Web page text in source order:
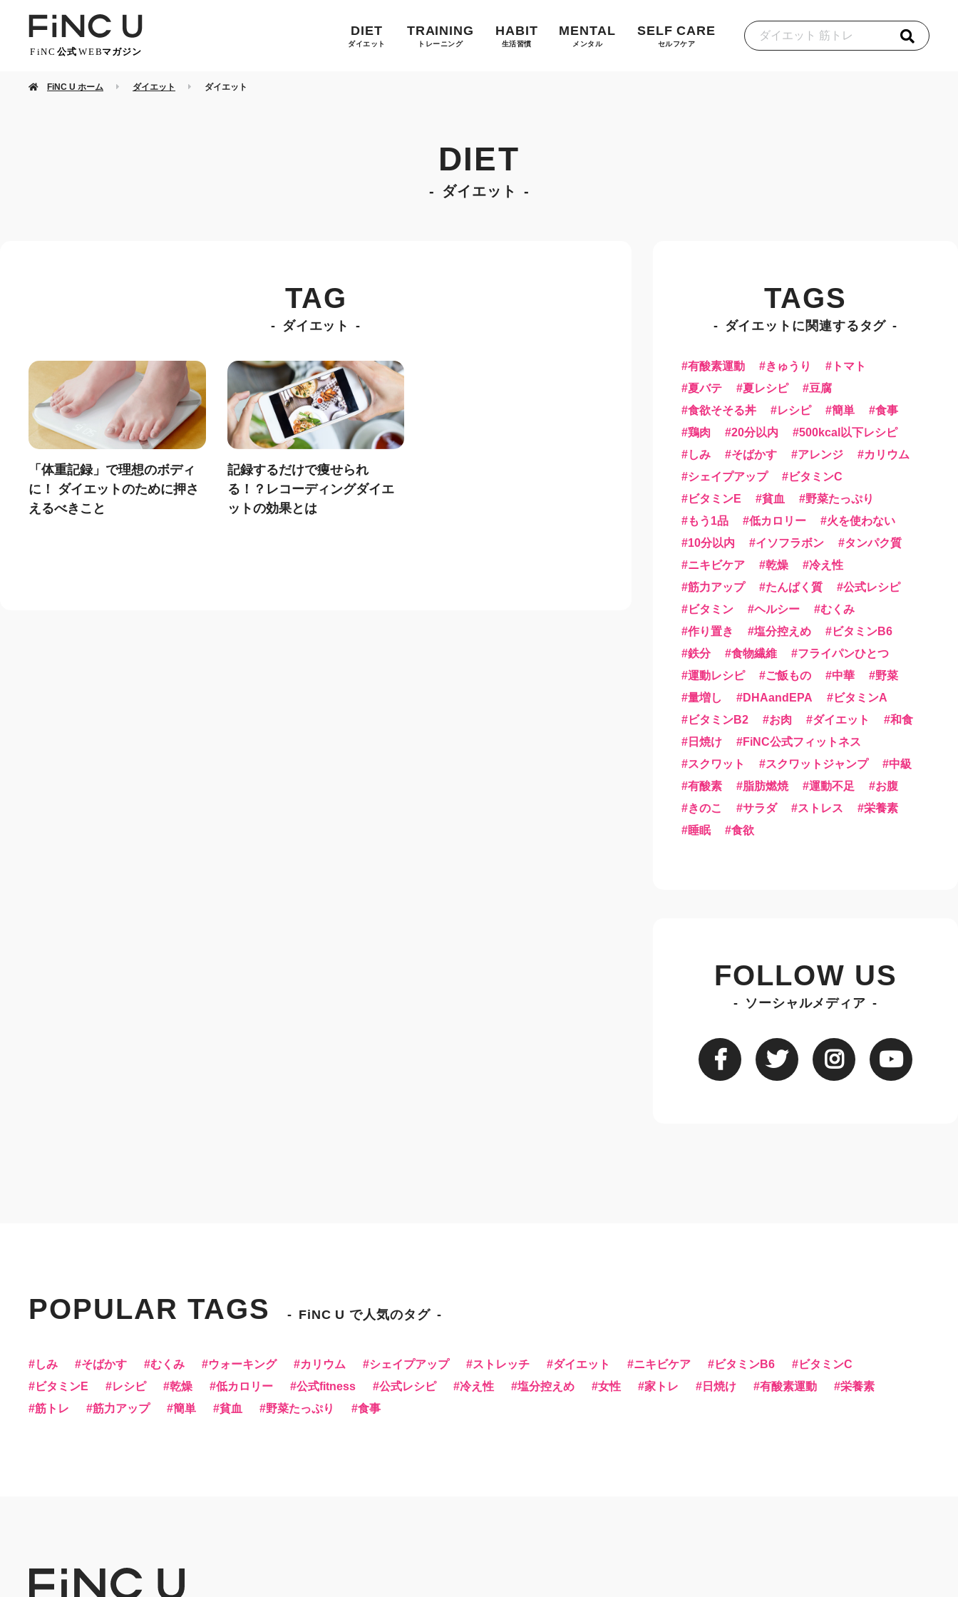
DIET
ダイエット
TRAINING
トレーニング
HABIT
生活習慣
MENTAL
メンタル
SELF CARE
セルフケア
FiNC U ホーム ダイエット ダイエット
DIET
ダイエット
TAG
ダイエット
「体重記録」で理想のボディ
に！ ダイエットのために押さ
えるべきこと
記録するだけで痩せられ
る！？レコーディングダイエ
ットの効果とは
TAGS
ダイエットに関連するタグ
有酸素運動 きゅうり
トマト
夏バテ
夏レシピ
豆腐
食欲そそる丼
レシピ 簡単
食事
鶏肉
20分以内
500kcal以下レシピ
しみ
そばかす アレンジ
カリウム
シェイプアップ
ビタミンC
ビタミンE
貧血
野菜たっぷり
もう1品
低カロリー
火を使わない
10分以内
イソフラボン
タンパク質
ニキビケア
乾燥
冷え性
筋力アップ
たんぱく質
公式レシピ
ビタミン
ヘルシー
むくみ
作り置き
塩分控えめ
ビタミンB6
鉄分
食物繊維
フライパンひとつ
運動レシピ
ご飯もの 中華
野菜
量増し
DHAandEPA
ビタミンA
ビタミンB2
お肉 ダイエット
和食
日焼け
FiNC公式フィットネス
スクワット
スクワットジャンプ
中級
有酸素
脂肪燃焼 運動不足
お腹
きのこ
サラダ ストレス
栄養素
睡眠
食欲
FOLLOW US
ソーシャルメディア
POPULAR TAGS FiNC U で人気のタグ
しみ そばかす むくみ ウォーキング カリウム シェイプアップ ストレッチ ダイエット ニキビケア ビタミンB6
ビタミンC
ビタミンE
レシピ 乾燥 低カロリー 公式fitness 公式レシピ 冷え性 塩分控えめ 女性 家トレ 日焼け 有酸素運動
栄養素
筋トレ
筋力アップ 簡単 貧血 野菜たっぷり 食事